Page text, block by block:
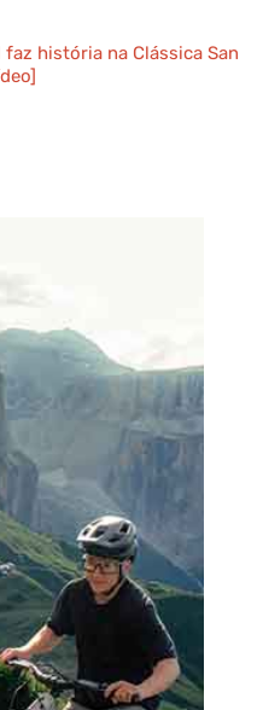
faz história na Clássica San